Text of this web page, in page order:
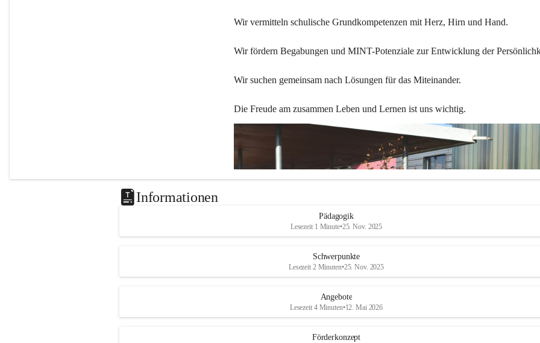
Wir vermitteln schulische Grundkompetenzen mit Herz, Hirn und Hand.
Wir fördern Begabungen und MINT-Potenziale zur Entwicklung der
Wir suchen gemeinsam nach Lösungen für das Miteinander.
Die Freude am zusammen Leben und Lernen ist uns wichtig.
Informationen
Pädagogik
Lesezeit 1 Minute•25. Nov. 2025
Schwerpunkte
Lesezeit 2 Minuten•25. Nov. 2025
Angebote
Lesezeit 4 Minuten•12. Mai 2026
Förderkonzept